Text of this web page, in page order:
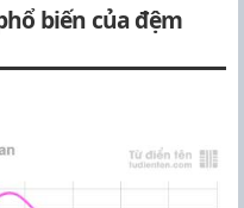
biến của đệm